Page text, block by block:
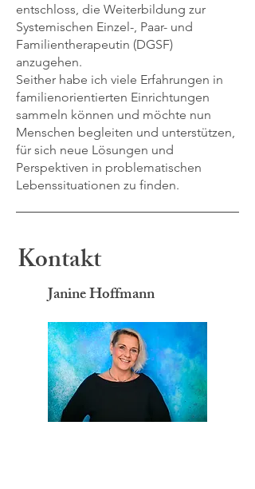
entschloss, die Weiterbildung zur
Systemischen Einzel-, Paar- und
Familientherapeutin (DGSF)
anzugehen.
Seither habe ich viele Erfahrungen in
familienorientierten Einrichtungen
sammeln können und möchte nun
Menschen begleiten und unterstützen,
für sich neue Lösungen und
Perspektiven in problematischen
Lebenssituationen zu finden.
Kontakt
Janine Hoffmann